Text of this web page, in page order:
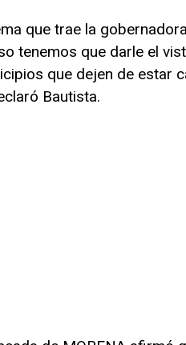
que trae la
tenemos que darle el
que dejen de estar
Bautista.